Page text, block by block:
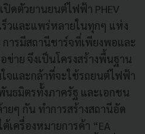
ดตัวยานยนต์ไฟฟ้า PHEV
ร็วและแพร่หลายในทุกๆ แห่ง
การมีสถานีชาร์จที่เพียงพอและ
าย จึงเป็นโครงสร้างพื้นฐาน
จและกล้าที่จะใช้รถยนต์ไฟฟ้า
นธมิตรทั้งภาครัฐ และเอกชน
ๆ กัน ทำการสร้างสถานีอัด
ครื่องหมายการค้า “EA